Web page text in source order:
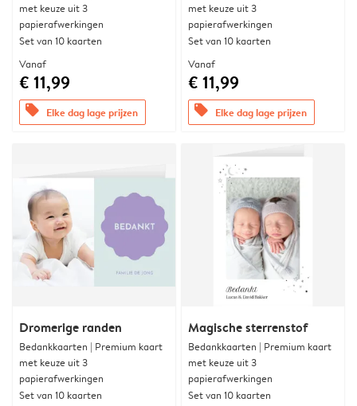
met keuze uit 3
papierafwerkingen
Set van 10 kaarten
Vanaf
€ 11,99
offers Elke dag lage prijzen
met keuze uit 3
papierafwerkingen
Set van 10 kaarten
Vanaf
€ 11,99
offers Elke dag lage prijzen
Dromerige randen
Bedankkaarten | Premium kaart
met keuze uit 3
papierafwerkingen
Set van 10 kaarten
Magische sterrenstof
Bedankkaarten | Premium kaart
met keuze uit 3
papierafwerkingen
Set van 10 kaarten